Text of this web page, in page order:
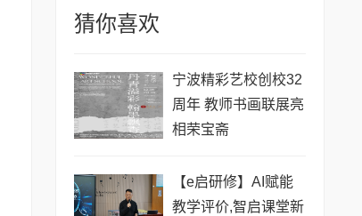
猜你喜欢
宁波精彩艺校创校32
周年 教师书画联展亮
相荣宝斋
【e启研修】AI赋能
教学评价,智启课堂新